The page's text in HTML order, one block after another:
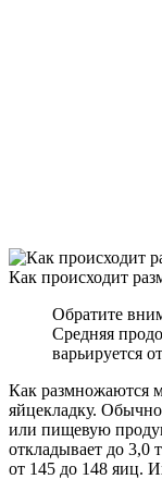
Как происходит
Обратите
Средняя
варьируется
Как размножаются
яйцекладку.
или пищевую
откладывает до 3,0
от 145 до 148 яиц.